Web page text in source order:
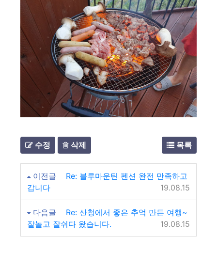
수정 삭제 목록
이전글
Re: 블루마운틴 펜션 완전 만족하고
갑니다
19.08.15
다음글
Re: 산청에서 좋은 추억 만든 여행~
잘놀고 잘쉬다 왔습니다.
19.08.15